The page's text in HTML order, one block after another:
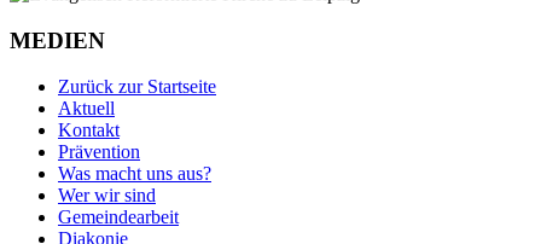
MEDIEN
Zurück zur Startseite
Aktuell
Kontakt
Prävention
Was macht uns aus?
Wer wir sind
Gemeindearbeit
Diakonie